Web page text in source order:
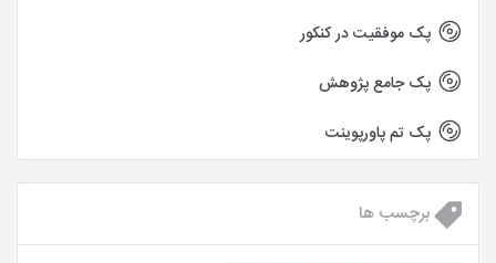
پک موفقیت در کنکور
پک جامع پژوهش
پک تم پاورپوینت
برچسب ها